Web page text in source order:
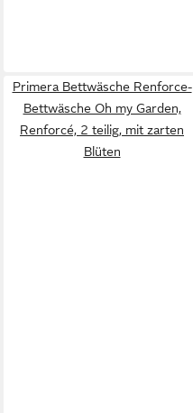
Primera Bettwäsche Renforce-
Bettwäsche Oh my Garden,
Renforcé, 2 teilig, mit zarten
Blüten